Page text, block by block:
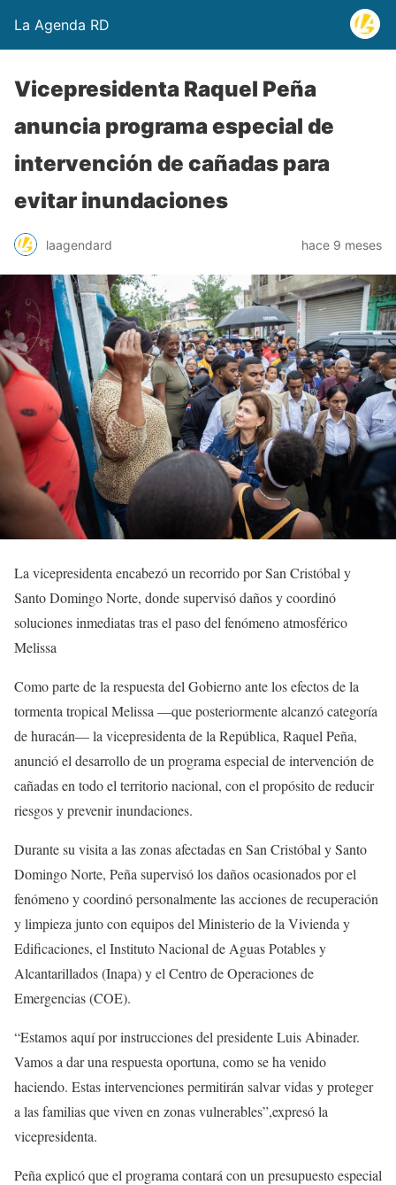
La Agenda RD
Vicepresidenta Raquel Peña
anuncia programa especial de
intervención de cañadas para
evitar inundaciones
laagendard hace 9 meses
La vicepresidenta encabezó un recorrido por San Cristóbal y
Santo Domingo Norte, donde supervisó daños y coordinó
soluciones inmediatas tras el paso del fenómeno atmosférico
Melissa
Como parte de la respuesta del Gobierno ante los efectos de la
tormenta tropical Melissa —que posteriormente alcanzó categoría
de huracán— la vicepresidenta de la República, Raquel Peña,
anunció el desarrollo de un programa especial de intervención de
cañadas en todo el territorio nacional, con el propósito de reducir
riesgos y prevenir inundaciones.
Durante su visita a las zonas afectadas en San Cristóbal y Santo
Domingo Norte, Peña supervisó los daños ocasionados por el
fenómeno y coordinó personalmente las acciones de recuperación
y limpieza junto con equipos del Ministerio de la Vivienda y
Edificaciones, el Instituto Nacional de Aguas Potables y
Alcantarillados (Inapa) y el Centro de Operaciones de
Emergencias (COE).
“Estamos aquí por instrucciones del presidente Luis Abinader.
Vamos a dar una respuesta oportuna, como se ha venido
haciendo. Estas intervenciones permitirán salvar vidas y proteger
a las familias que viven en zonas vulnerables”,expresó la
vicepresidenta.
Peña explicó que el programa contará con un presupuesto especial